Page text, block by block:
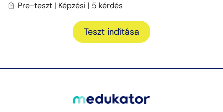
Pre-teszt | Képzési | 5 kérdés
Teszt indítása